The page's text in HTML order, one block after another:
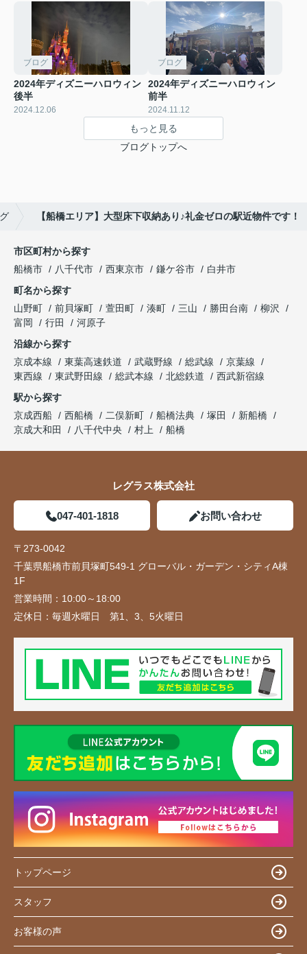
ブログ
2024年ディズニーハロウィン
後半
2024.12.06
ブログ
2024年ディズニーハロウィン
前半
2024.11.12
もっと見る
ブログトップへ
【船橋エリア】大型床下収納あり♪礼金ゼロの駅近物件です！
市区町村から探す
船橋市
八千代市 西東京市 鎌ケ谷市
白井市
町名から探す
山野町
前貝塚町 萱田町 湊町 三山 勝田台南
柳沢
富岡
行田
河原子
沿線から探す
京成本線
東葉高速鉄道 武蔵野線 総武線
京葉線
東西線
東武野田線 総武本線 北総鉄道
西武新宿線
駅から探す
京成西船
西船橋 二俣新町 船橋法典 塚田
新船橋
京成大和田
八千代中央 村上 船橋
レグラス株式会社
047-401-1818 お問い合わせ
〒273-0042
千葉県船橋市前貝塚町549-1 グローバル・ガーデン・シティA棟
1F
営業時間： 10:00～18:00
定休日： 毎週水曜日 第1、3、5火曜日
トップページ
スタッフ
お客様の声